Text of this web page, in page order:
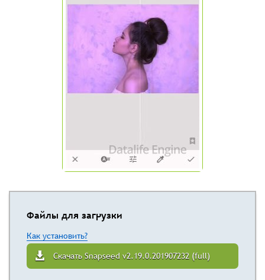
Файлы для загрузки
Как установить?
Скачать Snapseed v2.19.0.201907232 (full)